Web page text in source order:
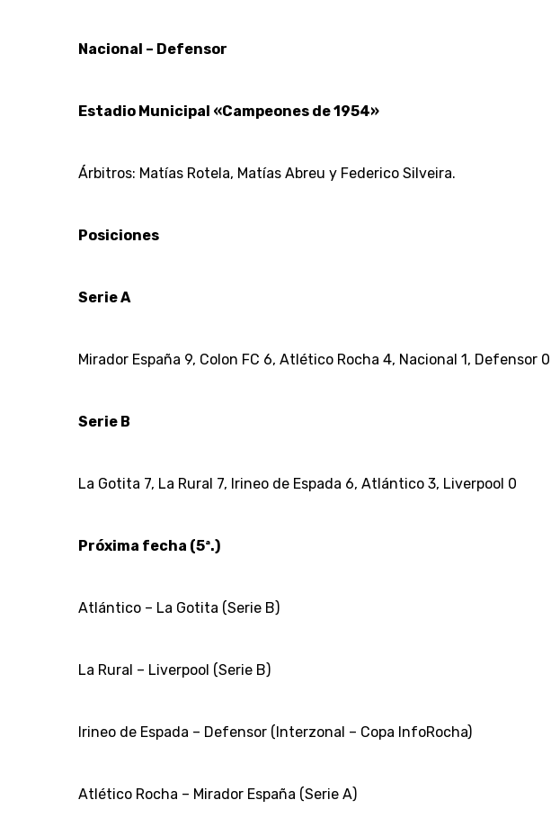
Nacional – Defensor
Estadio Municipal «Campeones de 1954»
Árbitros: Matías Rotela, Matías Abreu y Federico Silveira.
Posiciones
Serie A
Mirador España 9, Colon FC 6, Atlético Rocha 4, Nacional 1, Defensor 0
Serie B
La Gotita 7, La Rural 7, Irineo de Espada 6, Atlántico 3, Liverpool 0
Próxima fecha (5ª.)
Atlántico – La Gotita (Serie B)
La Rural – Liverpool (Serie B)
Irineo de Espada – Defensor (Interzonal – Copa InfoRocha)
Atlético Rocha – Mirador España (Serie A)